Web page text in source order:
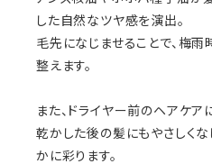
した自然なツヤ感を演出。
毛先になじませることで、梅
整えます。
また、ドライヤー前のヘアケア
乾かした後の髪にもやさしく
かに彩ります。